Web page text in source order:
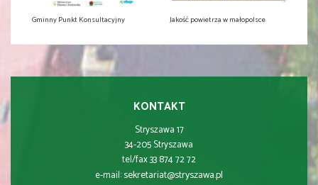
Gminny Punkt Konsultacyjny Jakość powietrza w małopolsce
KONTAKT
Stryszawa 17
34-205 Stryszawa
tel/fax 33 874 72 72
e-mail:sekretariat@stryszawa.pl